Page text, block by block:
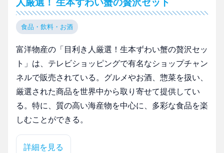
食品・飲料・お酒
富洋物産の「目利き人厳選！生本ずわい蟹の贅沢セッ
ト」は、テレビショッピングで有名なショップチャン
ネルで販売されている。グルメやお酒、惣菜を扱い、
厳選された商品を世界中から取り寄せて提供してい
る。特に、質の高い海産物を中心に、多彩な食品を楽
しむことができる。
詳細を見る